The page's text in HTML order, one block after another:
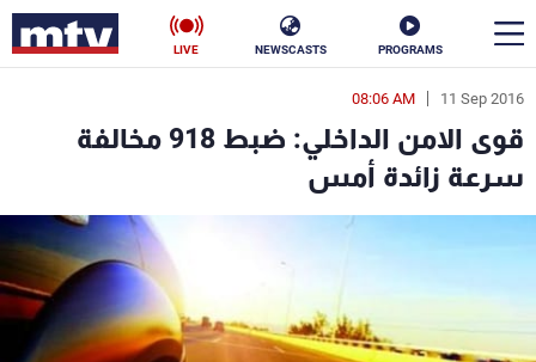
PROGRAMS
NEWSCASTS
LIVE
11 Sep 2016
08:06 AM
قوى الامن الداخلي: ضبط 918 مخالفة
سرعة زائدة أمس
en
الأخبار
سياسة ناس
منوعات رياضة